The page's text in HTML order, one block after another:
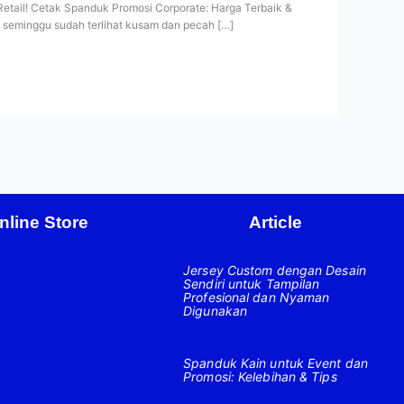
Cetak Spanduk Promosi Corporate: Harga Terbaik &
sudah terlihat kusam dan pecah […]
Store Article
Jersey Custom dengan Desain
Sendiri untuk Tampilan
Profesional dan Nyaman
Digunakan
Spanduk Kain untuk Event dan
Promosi: Kelebihan & Tips